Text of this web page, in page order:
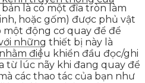
là có một đĩa tròn làm
hoặc gốm) được phủ vật
một động cơ quay để để
những thiết bị này là
điều khiển đầu đọc/ghi
từ lúc nãy khi đang quay để
các thao tác của bạn như